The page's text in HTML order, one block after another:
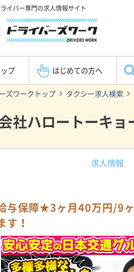
イバー専門の求人情報サイト
プ はじめての方へ
ズワークトップ タクシー求人検索
社ハロートーキ
求人情報
給与保障★3ヶ月40万円/9
す！